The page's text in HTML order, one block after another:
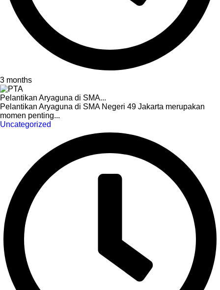
3 months
Pelantikan Aryaguna di SMA...
Pelantikan Aryaguna di SMA Negeri 49 Jakarta merupakan
momen penting...
Uncategorized